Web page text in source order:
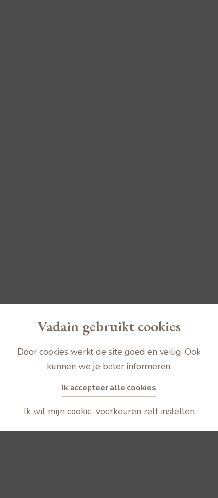
Vadain gebruikt cookies
Door cookies werkt de site goed en veilig. Ook
kunnen we je beter informeren.
Ik accepteer alle cookies
Ik wil mijn cookie-voorkeuren zelf instellen